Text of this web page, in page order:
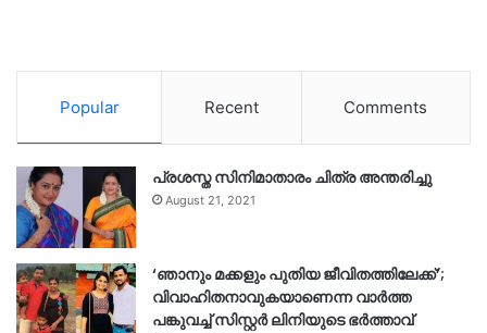
Popular Recent Comments
പ്രശസ്ത സിനിമാതാരം ചിത്ര അന്തരിച്ചു
August 21, 2021
‘ഞാനും മക്കളും പുതിയ ജീവിതത്തിലേക്ക്’;
വിവാഹിതനാവുകയാണെന്ന വാർത്ത
പങ്കുവച്ച് സിസ്റ്റർ ലിനിയുടെ ഭർത്താവ്